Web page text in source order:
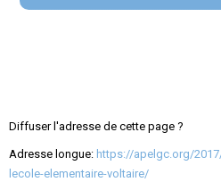
Diffuser l'adresse de cette page ?
Adresse longue: https://apelgc.org/
lecole-elementaire-voltaire/